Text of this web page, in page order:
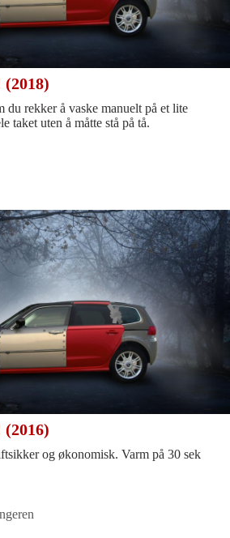
(2018)
rekker å vaske manuelt på et lite
taket uten å måtte stå på tå.
(2016)
og økonomisk. Varm på 30 sek